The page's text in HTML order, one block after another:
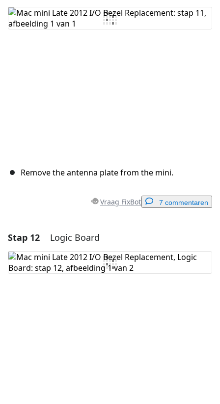
Voeg opmerking toe
Remove the antenna plate from the mini.
Vraag FixBot 7 commentaren
Voeg een opmerking toe
Voeg opmerking toe
Stap 12 Logic Board